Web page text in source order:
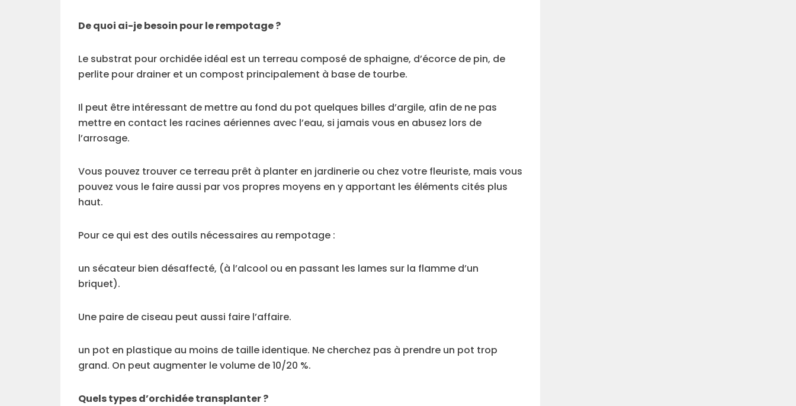
De quoi ai-je besoin pour le rempotage ?
Le substrat pour orchidée idéal est un terreau composé de sphaigne, d’écorce de pin, de
perlite pour drainer et un compost principalement à base de tourbe.
Il peut être intéressant de mettre au fond du pot quelques billes d’argile, afin de ne pas
mettre en contact les racines aériennes avec l’eau, si jamais vous en abusez lors de
l’arrosage.
Vous pouvez trouver ce terreau prêt à planter en jardinerie ou chez votre fleuriste, mais vous
pouvez vous le faire aussi par vos propres moyens en y apportant les éléments cités plus
haut.
Pour ce qui est des outils nécessaires au rempotage :
un sécateur bien désaffecté, (à l’alcool ou en passant les lames sur la flamme d’un
briquet).
Une paire de ciseau peut aussi faire l’affaire.
un pot en plastique au moins de taille identique. Ne cherchez pas à prendre un pot trop
grand. On peut augmenter le volume de 10/20 %.
Quels types d’orchidée transplanter ?